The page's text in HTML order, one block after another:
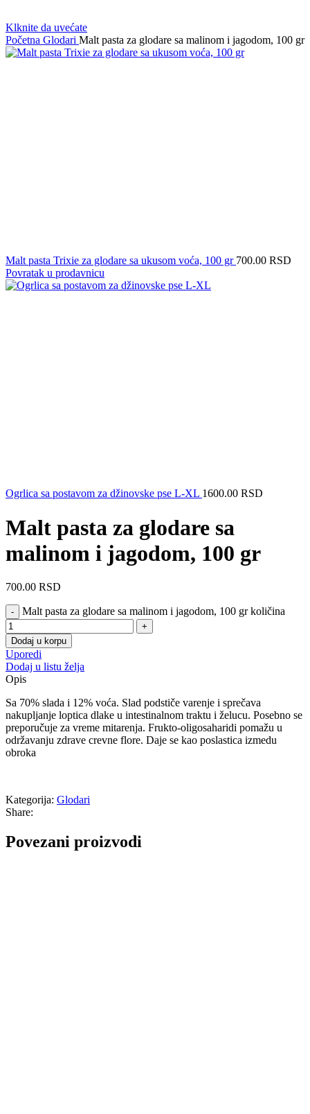
Klknite da uvećate
Početna Glodari Malt pasta za glodare sa malinom i jagodom, 100 gr
Malt pasta Trixie za glodare sa ukusom voća, 100 gr 700.00 RSD
Povratak u prodavnicu
Ogrlica sa postavom za džinovske pse L-XL 1600.00 RSD
Malt pasta za glodare sa
malinom i jagodom, 100 gr
700.00 RSD
Malt pasta za glodare sa malinom i jagodom, 100 gr količina
Dodaj u korpu
Uporedi
Dodaj u listu želja
Opis
Sa 70% slada i 12% voća. Slad podstiče varenje i sprečava
nakupljanje loptica dlake u intestinalnom traktu i želucu. Posebno se
preporučuje za vreme mitarenja. Frukto-oligosaharidi pomažu u
održavanju zdrave crevne flore. Daje se kao poslastica izmedu
obroka
Kategorija: Glodari
Share:
Povezani proizvodi